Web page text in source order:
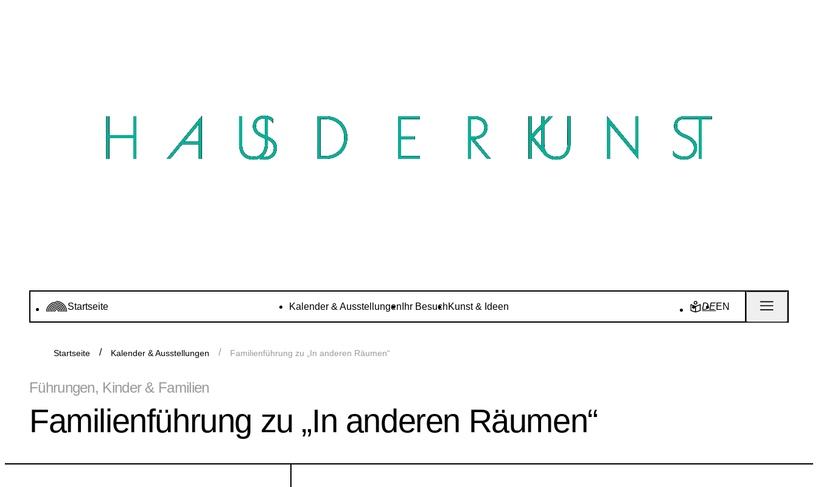
Startseite Kalender & Ausstellungen Ihr BesuchKunst & Ideen DEEN
Startseite Kalender & Ausstellungen Familienführung zu „In anderen Räumen“
Führungen, Kinder & Familien
Familienführung zu „In anderen Räumen“